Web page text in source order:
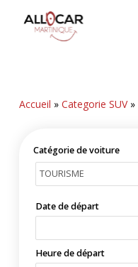
Accueil » Categorie SUV»
Catégorie de voiture
Date de départ
Heure de départ